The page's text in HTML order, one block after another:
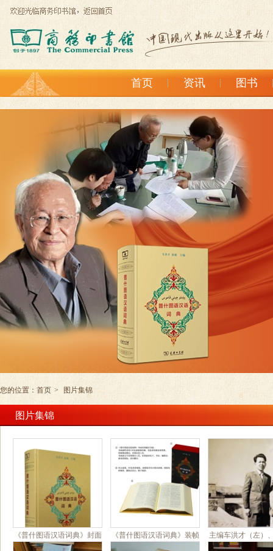
首页 资讯 图书
您的位置： 首页 > 图片集锦
图片集锦
《普什图语汉语词典》封面 《普什图语汉语词典》装帧
主编车洪才（左）
阿富汗留学时